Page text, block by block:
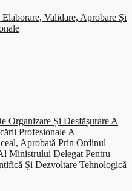
Validare, Aprobare Și
Organizare Și Desfășurare A
Profesionale A
Aprobată Prin Ordinul
Ministrului Delegat Pentru
Și Dezvoltare Tehnologică